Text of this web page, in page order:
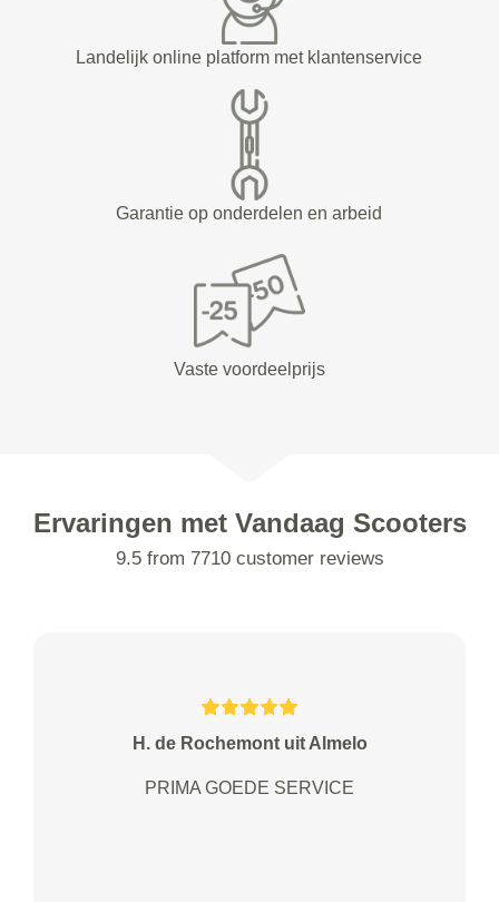
Landelijk online platform met klantenservice
Garantie op onderdelen en arbeid
Vaste voordeelprijs
Ervaringen met Vandaag Scooters
9.5 from 7710 customer reviews
H. de Rochemont uit Almelo
PRIMA GOEDE SERVICE